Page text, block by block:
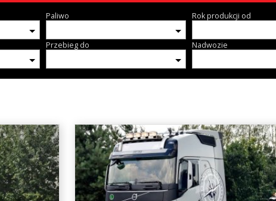
Paliwo Rok produkcji od
Przebieg do Nadwozie